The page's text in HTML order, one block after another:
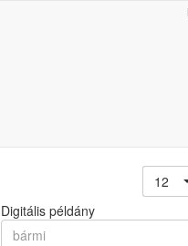
12
Digitális példány
bármi